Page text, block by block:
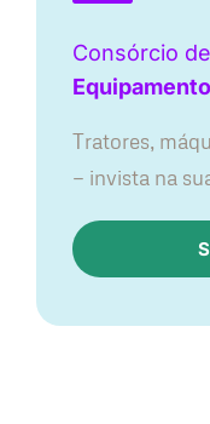
Consórcio de
Tratores,
— invista na